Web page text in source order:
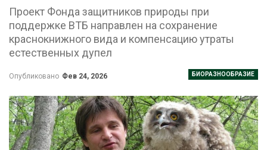
Проект Фонда защитников природы при
поддержке ВТБ направлен на сохранение
краснокнижного вида и компенсацию утраты
естественных дупел
БИОРАЗНООБРАЗИЕ
Опубликовано Фев 24, 2026